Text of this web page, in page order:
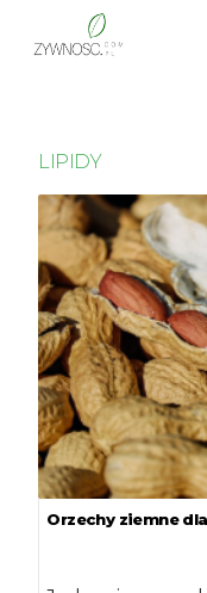
LIPIDY
Orzechy ziemne